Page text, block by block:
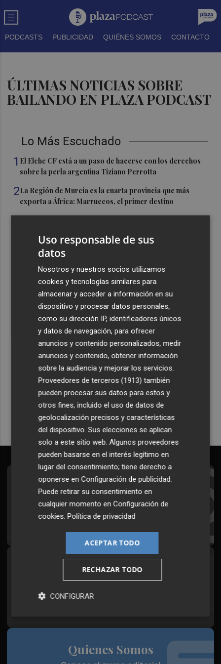
PODCASTS PUBLICIDAD QUIÉNES SOMOS CONTACTO
ÚLTIMAS NOTICIAS SOBRE
BAILANDO EN PLAZA PODCAST
Lo Más Escuchado
1 El Elche CF está a un paso de hacerse con los derechos
sobre la perla argentina Tiziano Perrotta
2La Región de Murcia es la cuarta provincia que más
exporta a África: Marruecos, el primer destino
La Todolella recibe 340.000 euros del Consell para
El Xixo Xixero llena de tradición y ambiente la Playa
Casablanca de Almenara
Recibe toda la actualidad de
Plaza Podcast en tu correo
Quiero suscribirme
Suscríbete al Boletín
Todos los días a primera hora en tu email
Síguenos en redes
Plaza Podcast, desde cualquier medio
Quienes Somos
Uso responsable de sus
datos
Nosotros y nuestros socios utilizamos
cookies y tecnologías similares para
almacenar y acceder a información en su
dispositivo y procesar datos personales,
como su dirección IP, identificadores únicos
y datos de navegación, para ofrecer
anuncios y contenido personalizados, medir
anuncios y contenido, obtener información
sobre la audiencia y mejorar los servicios.
Proveedores de terceros (1913) también
pueden procesar sus datos para estos y
otros fines, incluido el uso de datos de
geolocalización precisos y características
del dispositivo. Sus elecciones se aplican
solo a este sitio web. Algunos proveedores
pueden basarse en el interés legítimo en
lugar del consentimiento; tiene derecho a
oponerse enConfiguración de publicidad
Puede retirar su consentimiento en
cualquier momento enConfiguración de
cookies .Política de privacidad
ACEPTAR TODO
RECHAZAR TODO
CONFIGURAR